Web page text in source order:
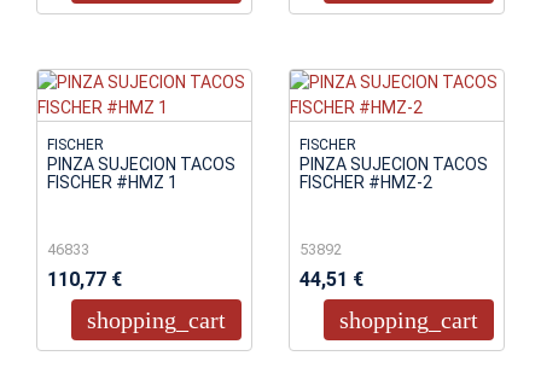
FISCHER
PINZA SUJECION TACOS
FISCHER #HMZ 1
46833
110,77 €
shopping_cart
FISCHER
PINZA SUJECION TACOS
FISCHER #HMZ-2
53892
44,51 €
shopping_cart